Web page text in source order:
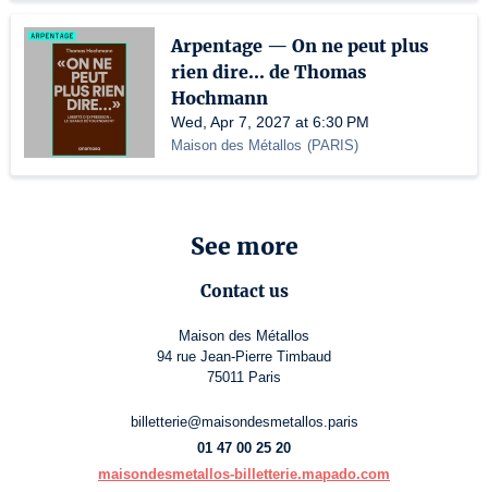
Arpentage — On ne peut plus
rien dire... de Thomas
Hochmann
Wed, Apr 7, 2027 at 6:30 PM
Maison des Métallos (PARIS)
See more
Contact us
Maison des Métallos
94 rue Jean-Pierre Timbaud
75011 Paris
billetterie@maisondesmetallos.paris
01 47 00 25 20
maisondesmetallos-billetterie.mapado.com